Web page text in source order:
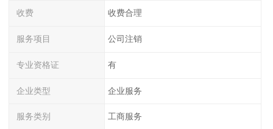
收费 收费合理
服务项目 公司注销
专业资格证 有
企业类型 企业服务
服务类别 工商服务